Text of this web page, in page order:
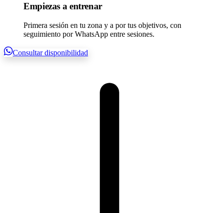
Empiezas a entrenar
Primera sesión en tu zona y a por tus objetivos, con
seguimiento por WhatsApp entre sesiones.
Consultar disponibilidad